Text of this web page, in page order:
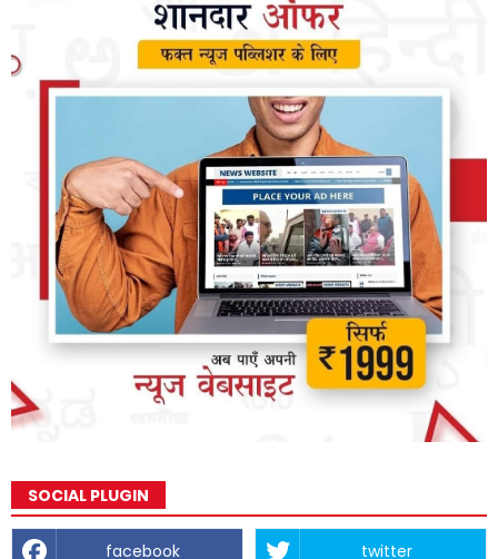
SOCIAL PLUGIN
facebook twitter